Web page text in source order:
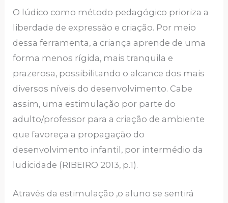
O lúdico como método pedagógico prioriza a
liberdade de expressão e criação. Por meio
dessa ferramenta, a criança aprende de uma
forma menos rígida, mais tranquila e
prazerosa, possibilitando o alcance dos mais
diversos níveis do desenvolvimento. Cabe
assim, uma estimulação por parte do
adulto/professor para a criação de ambiente
que favoreça a propagação do
desenvolvimento infantil, por intermédio da
ludicidade (RIBEIRO 2013, p.1).
Através da estimulação ,o aluno se sentirá